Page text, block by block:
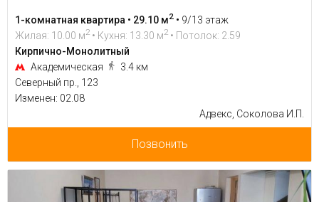
1-комнатная квартира • 29.10 м2 • 9/13 этаж
Жилая: 10.00 м2 • Кухня: 13.30 м2 • Потолок: 2.59
Кирпично-Монолитный
Академическая
3.4 км
Северный пр., 123
Изменен: 02.08
Адвекс, Соколова И.П.
Позвонить